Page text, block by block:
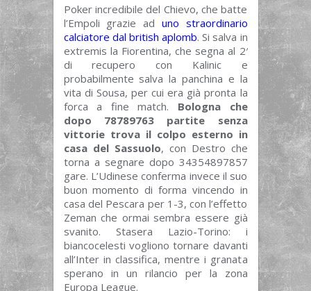
Poker incredibile del Chievo, che batte
l’Empoli grazie ad uno straordinario
calciatore dal british aplomb. Si salva in
extremis la Fiorentina, che segna al 2′
di recupero con Kalinic e
probabilmente salva la panchina e la
vita di Sousa, per cui era già pronta la
forca a fine match. Bologna che
dopo 78789763 partite senza
vittorie trova il colpo esterno in
casa del Sassuolo, con Destro che
torna a segnare dopo 34354897857
gare. L’Udinese conferma invece il suo
buon momento di forma vincendo in
casa del Pescara per 1-3, con l’effetto
Zeman che ormai sembra essere già
svanito. Stasera Lazio-Torino: i
biancocelesti vogliono tornare davanti
all’Inter in classifica, mentre i granata
sperano in un rilancio per la zona
Europa League.